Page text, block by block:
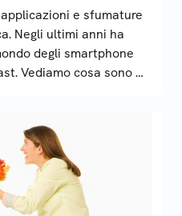
e sfumature
Negli ultimi anni ha
degli smartphone
Vediamo cosa sono e